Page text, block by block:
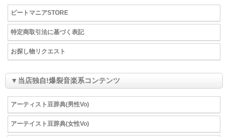
ビートマニアSTORE
特定商取引法に基づく表記
お探し物リクエスト
▼当店独自!爆裂音楽系コンテンツ
アーティスト豆辞典(男性Vo)
アーテイスト豆辞典(女性Vo)